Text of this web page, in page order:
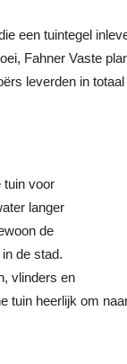
een tuintegel
Fahner Vaste
leverden in totaal
tuin voor
langer
de
de stad.
vlinders en
tuin heerlijk om